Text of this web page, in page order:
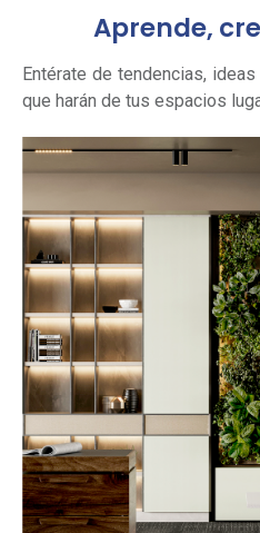
Aprende,
Entérate de tendencias,
que harán de tus espacios